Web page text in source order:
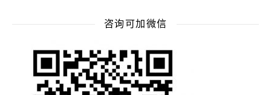
咨询可加微信